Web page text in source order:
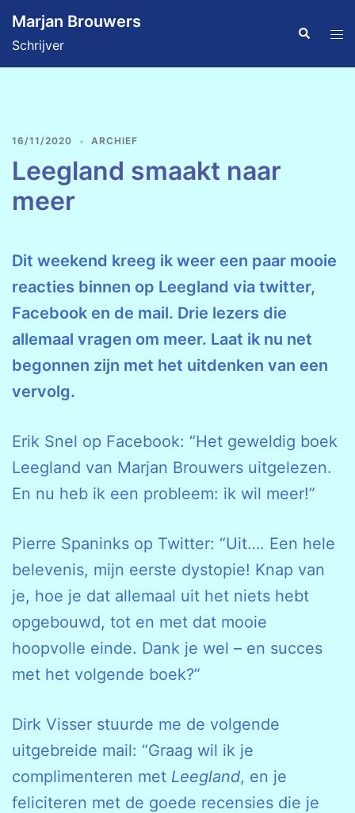
naar
de
inhoud
Marjan Brouwers
Schrijver
Zoeken
16/11/2020 ARCHIEF
Leegland smaakt naar
meer
Dit weekend kreeg ik weer een paar mooie
reacties binnen op Leegland via twitter,
Facebook en de mail. Drie lezers die
allemaal vragen om meer. Laat ik nu net
begonnen zijn met het uitdenken van een
vervolg.
Erik Snel op Facebook: “Het geweldig boek
Leegland van Marjan Brouwers uitgelezen.
En nu heb ik een probleem: ik wil meer!”
Pierre Spaninks op Twitter: “Uit…. Een hele
belevenis, mijn eerste dystopie! Knap van
je, hoe je dat allemaal uit het niets hebt
opgebouwd, tot en met dat mooie
hoopvolle einde. Dank je wel – en succes
met het volgende boek?”
Dirk Visser stuurde me de volgende
uitgebreide mail: “Graag wil ik je
complimenteren met Leegland, en je
feliciteren met de goede recensies die je